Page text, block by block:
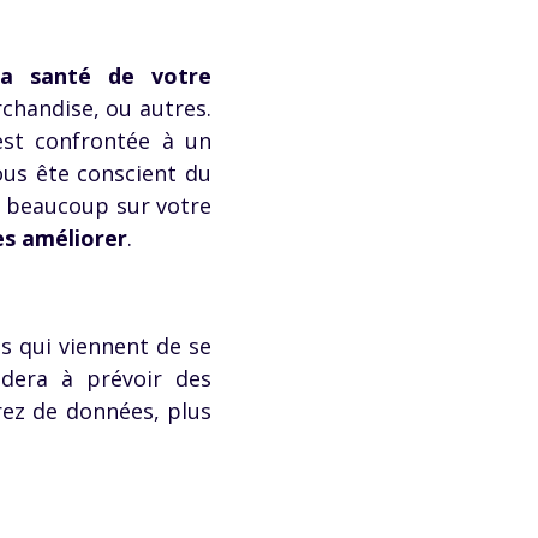
santé de votre
ou autres.
confrontée à un
ête conscient du
sur votre
améliorer.
qui viennent de se
à prévoir des
de données, plus